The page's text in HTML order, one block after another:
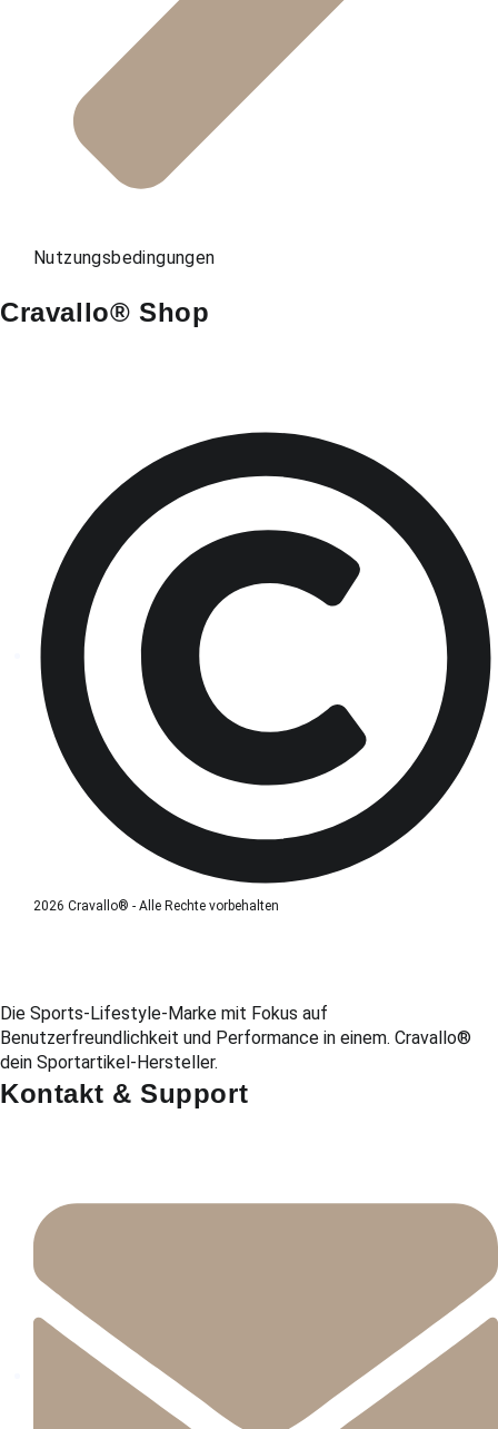
Nutzungsbedingungen
Cravallo® Shop
2026 Cravallo® - Alle Rechte vorbehalten
Die Sports-Lifestyle-Marke mit Fokus auf
Benutzerfreundlichkeit und Performance in einem. Cravallo®
dein Sportartikel-Hersteller.
Kontakt & Support